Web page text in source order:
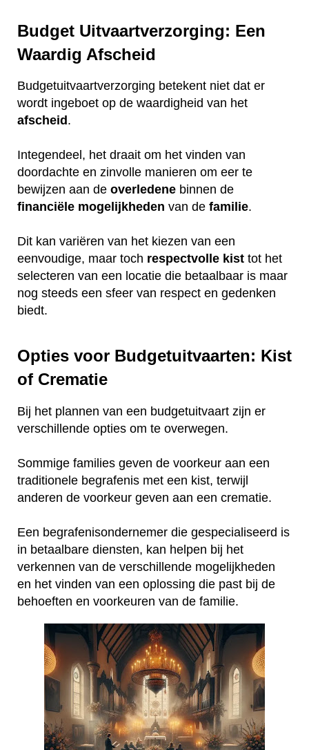
Budget Uitvaartverzorging: Een
Waardig Afscheid
Budgetuitvaartverzorging betekent niet dat er
wordt ingeboet op de waardigheid van het
afscheid .
Integendeel, het draait om het vinden van
doordachte en zinvolle manieren om eer te
bewijzen aan de overledene binnen de
financiële mogelijkheden van de familie.
Dit kan variëren van het kiezen van een
eenvoudige, maar toch respectvolle kist tot het
selecteren van een locatie die betaalbaar is maar
nog steeds een sfeer van respect en gedenken
biedt.
Opties voor Budgetuitvaarten: Kist
of Crematie
Bij het plannen van een budgetuitvaart zijn er
verschillende opties om te overwegen.
Sommige families geven de voorkeur aan een
traditionele begrafenis met een kist, terwijl
anderen de voorkeur geven aan een crematie.
Een begrafenisondernemer die gespecialiseerd is
in betaalbare diensten, kan helpen bij het
verkennen van de verschillende mogelijkheden
en het vinden van een oplossing die past bij de
behoeften en voorkeuren van de familie.